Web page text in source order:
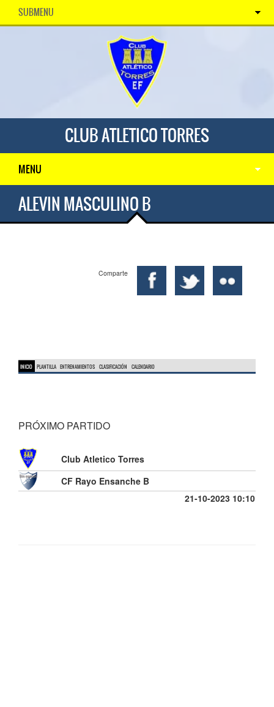
SUBMENU
CLUB ATLETICO TORRES
MENU
ALEVIN MASCULINO B
Comparte
INICIO PLANTILLA ENTRENAMIENTOS CLASIFICACIÓN CALENDARIO
PRÓXIMO PARTIDO
21-10-2023 10:10
Club Atletico Torres
CF Rayo Ensanche B